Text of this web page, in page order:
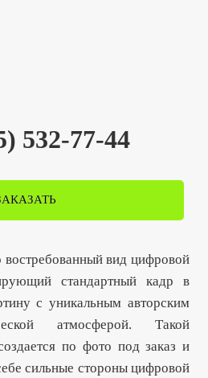
532-77-44
вид цифровой
стандартный кадр в
с уникальным авторским
атмосферой. Такой
по фото под заказ и
сильные стороны цифровой